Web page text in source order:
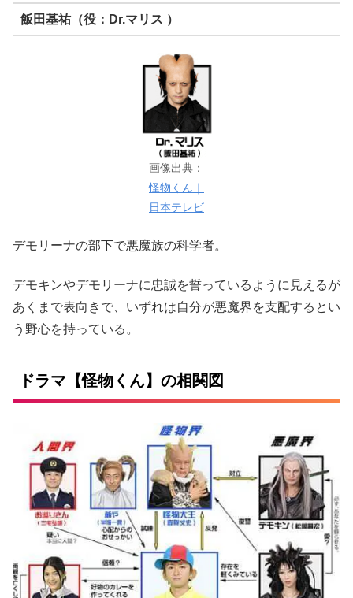
飯田基祐（役：Dr.マリス ）
画像出典：
怪物くん｜
日本テレビ
デモリーナの部下で悪魔族の科学者。
デモキンやデモリーナに忠誠を誓っているように見えるが
あくまで表向きで、いずれは自分が悪魔界を支配するとい
う野心を持っている。
ドラマ【怪物くん】の相関図